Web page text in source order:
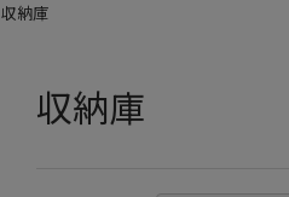
収納庫
収納庫